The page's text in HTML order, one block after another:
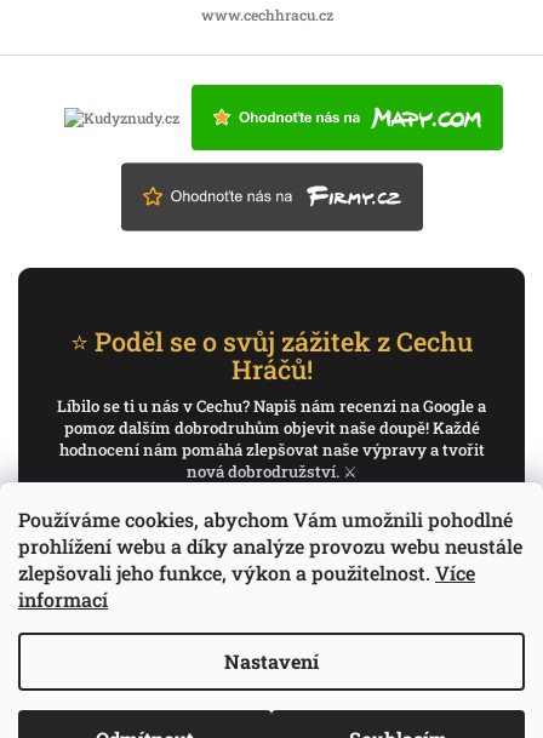
Používáme cookies, abychom Vám umožnili pohodlné
prohlížení webu a díky analýze provozu webu neustále
zlepšovali jeho funkce, výkon a použitelnost. Více
informací
Nastavení
www.cechhracu.cz
⭐ Poděl se o svůj zážitek z Cechu
Hráčů!
Líbilo se ti u nás v Cechu? Napiš nám recenzi na Google a
pomoz dalším dobrodruhům objevit naše doupě! Každé
hodnocení nám pomáhá zlepšovat naše výpravy a tvořit
nová dobrodružství. ⚔️
✍️ Napiš recenzi na Google
Děkujeme, že pomáháš psát příběh Cechu Hráčů.
Copyright 2026 Cech Hráčů. Všechna práva